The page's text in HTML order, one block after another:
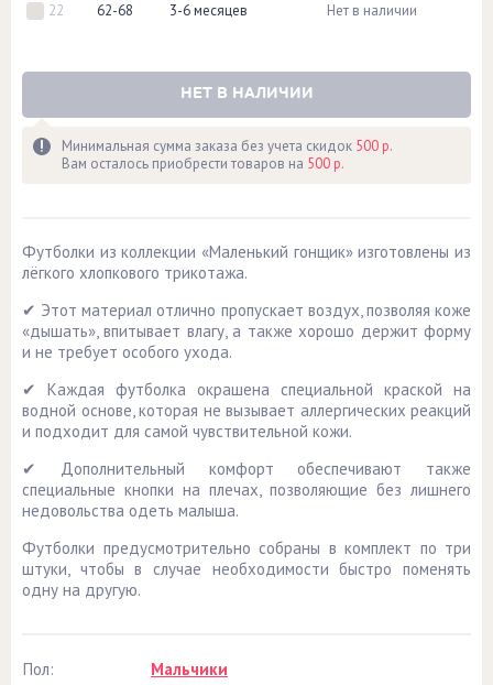
22
62-68 3-6 месяцев Нет в наличии
НЕТ В НАЛИЧИИ
Минимальная сумма заказа без учета скидок 500 р.
Вам осталось приобрести товаров на 500 р.
Футболки из коллекции «Маленький гонщик» изготовлены из
лёгкого хлопкового трикотажа.
✔ Этот материал отлично пропускает воздух, позволяя коже
«дышать», впитывает влагу, а также хорошо держит форму
и не требует особого ухода.
✔ Каждая футболка окрашена специальной краской на
водной основе, которая не вызывает аллергических реакций
и подходит для самой чувствительной кожи.
✔ Дополнительный комфорт обеспечивают также
специальные кнопки на плечах, позволяющие без лишнего
недовольства одеть малыша.
Футболки предусмотрительно собраны в комплект по три
штуки, чтобы в случае необходимости быстро поменять
одну на другую.
Пол:
Мальчики